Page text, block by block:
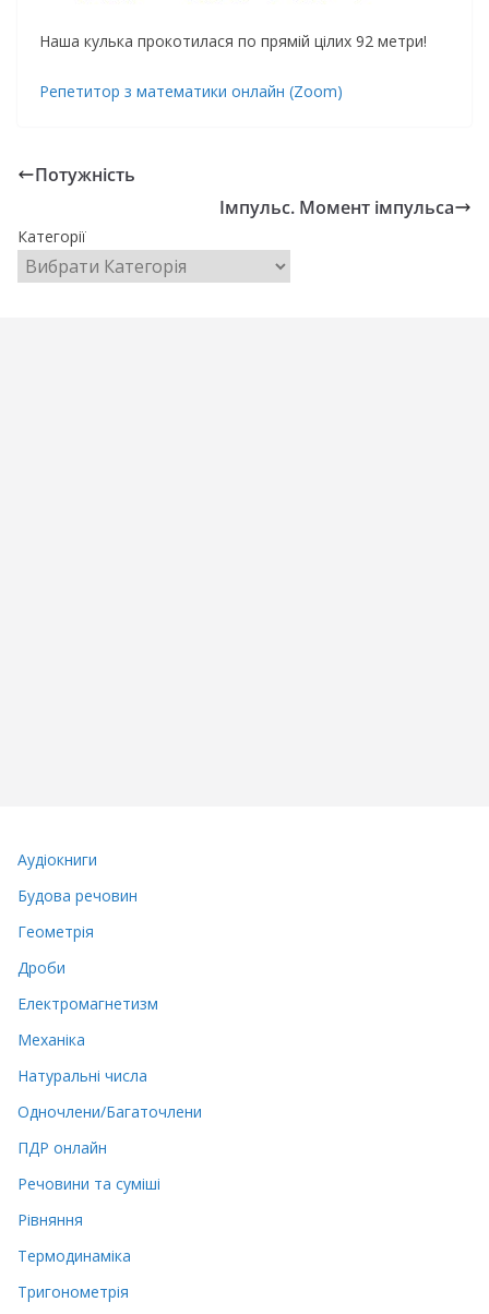
Наша кулька прокотилася по прямій цілих 92 метри!
Репетитор з математики онлайн (Zoom)
Потужність
Імпульс. Момент імпульса
Категорії
Аудіокниги
Будова речовин
Геометрія
Дроби
Електромагнетизм
Механіка
Натуральні числа
Одночлени/Багаточлени
ПДР онлайн
Речовини та суміші
Рівняння
Термодинаміка
Тригонометрія